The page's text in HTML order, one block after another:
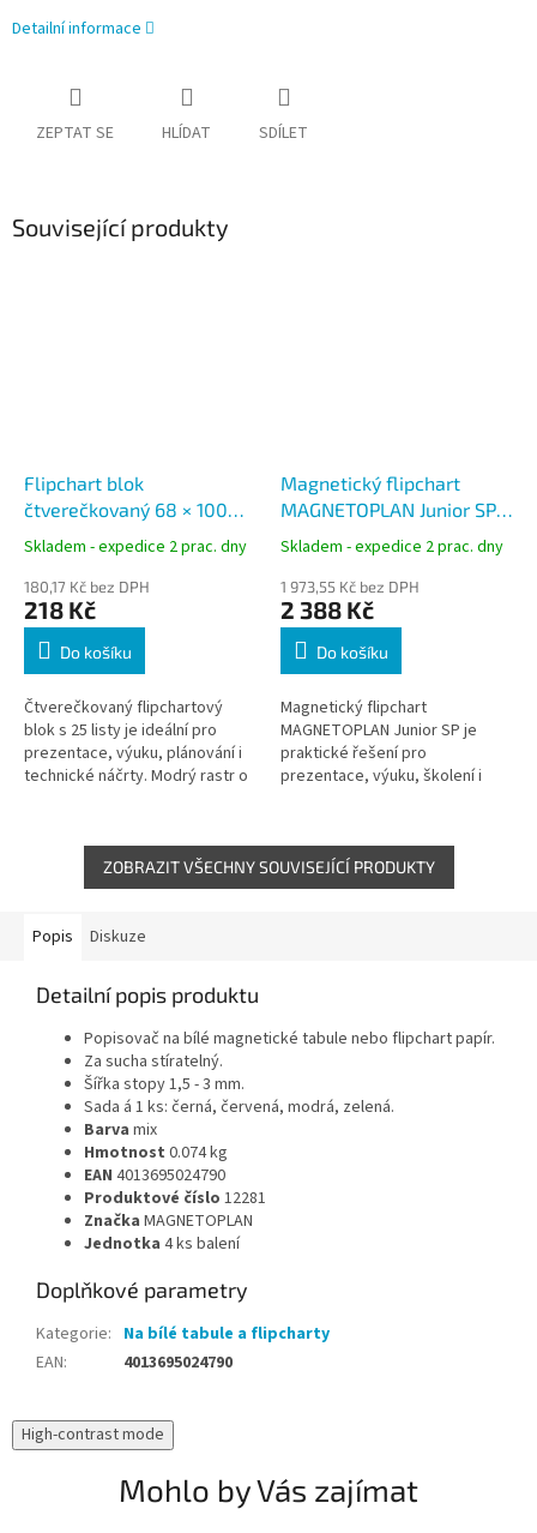
Detailní informace
ZEPTAT SE HLÍDAT SDÍLET
Související produkty
Flipchart blok
čtverečkovaný 68 × 100
cm, 25 listů, rastr 2,5 × 2,5
Skladem - expedice 2 prac. dny
180,17 Kč bez DPH
218 Kč
Do košíku
Čtverečkovaný flipchartový
blok s 25 listy je ideální pro
prezentace, výuku, plánování i
technické náčrty. Modrý rastr o
Magnetický flipchart
MAGNETOPLAN Junior SP,
stativový, lakovaný
magnetický povrch, 70 ×
100 cm
Skladem - expedice 2 prac. dny
1 973,55 Kč bez DPH
2 388 Kč
Do košíku
Magnetický flipchart
MAGNETOPLAN Junior SP je
praktické řešení pro
prezentace, výuku, školení i
70 × 100 cm, rychlosvorku pro...
ZOBRAZIT VŠECHNY SOUVISEJÍCÍ PRODUKTY
Popis Diskuze
Detailní popis produktu
Popisovač na bílé magnetické tabule nebo flipchart papír.
Za sucha stíratelný.
Šířka stopy 1,5 - 3 mm.
Sada á 1 ks: černá, červená, modrá, zelená.
Barva mix
Hmotnost 0.074kg
EAN 4013695024790
Produktové číslo 12281
Značka MAGNETOPLAN
Jednotka 4 ks balení
Doplňkové parametry
Kategorie: Na bílé tabule a flipcharty
EAN: 4013695024790
High-contrast mode
Mohlo by Vás zajímat